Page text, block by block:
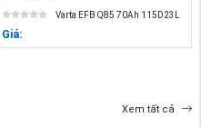
Varta EFB Q85 70Ah 115D23L
Giá:
Xem tất cả